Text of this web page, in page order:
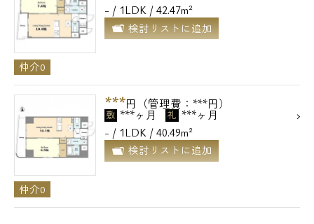
- / 1LDK / 42.47m²
検討リストに追加
仲介0
***円（管理費：***円）
敷 ***ヶ月 礼 ***ヶ月
- / 1LDK / 40.49m²
検討リストに追加
仲介0